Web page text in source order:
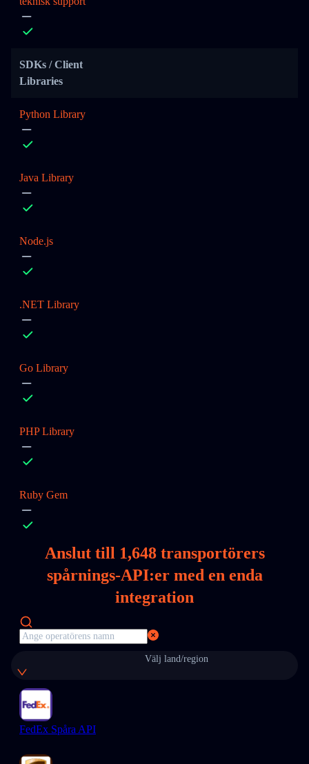
SDKs / Client
Libraries
Python Library
Java Library
Node.js
.NET Library
Go Library
PHP Library
Ruby Gem
Anslut till 1,648transportörers
spårnings-API:er med en enda
integration
Välj land/region
FedEx Spåra API